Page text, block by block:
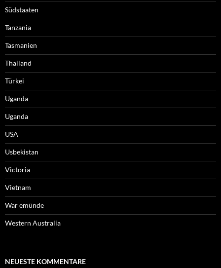
Südstaaten
Tanzania
Tasmanien
Thailand
Türkei
Uganda
Uganda
USA
Usbekistan
Victoria
Vietnam
War emünde
Western Australia
NEUESTE KOMMENTARE